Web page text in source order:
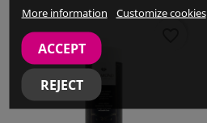
More information
Customize cookies
REJECT
ACCEPT